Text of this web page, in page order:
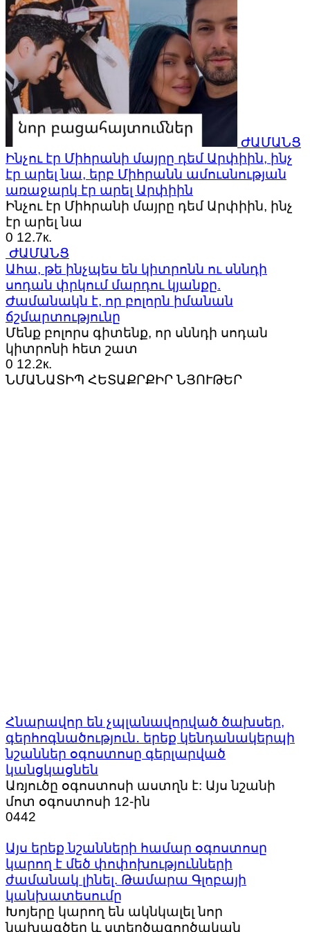
ԺԱՄԱՆՑ
Ինչու էր Միհրանի մայրը դեմ Արփիին, ինչ
էր արել նա, երբ Միհրանն ամուսնության
առաջարկ էր արել Արփիին
Ինչու էր Միհրանի մայրը դեմ Արփիին, ինչ
էր արել նա
0 12.7к.
ԺԱՄԱՆՑ
Ահա, թե ինչպես են կիտրոնն ու սննդի
սոդան փրկում մարդու կյանքը.
Ժամանակն է, որ բոլորն իմանան
ճշմարտությունը
Մենք բոլորս գիտենք, որ սննդի սոդան
կիտրոնի հետ շատ
0 12.2к.
ՆՄԱՆԱՏԻՊ ՀԵՏԱՔՐՔԻՐ ՆՅՈՒԹԵՐ
Հնարավոր են չպլանավորված ծախսեր,
գերհոգնածություն․ երեք կենդանակերպի
նշաններ օգոստոսը գերլարված
կանցկացնեն
Առյուծը օգոստոսի աստղն է: Այս նշանի
մոտ օգոստոսի 12-ին
0442
Այս երեք նշանների համար օգոստոսը
կարող է մեծ փոփոխությունների
ժամանակ լինել. Թամարա Գլոբայի
կանխատեսումը
Խոյերը կարող են ակնկալել նոր
նախագծեր և ստեղծագործական